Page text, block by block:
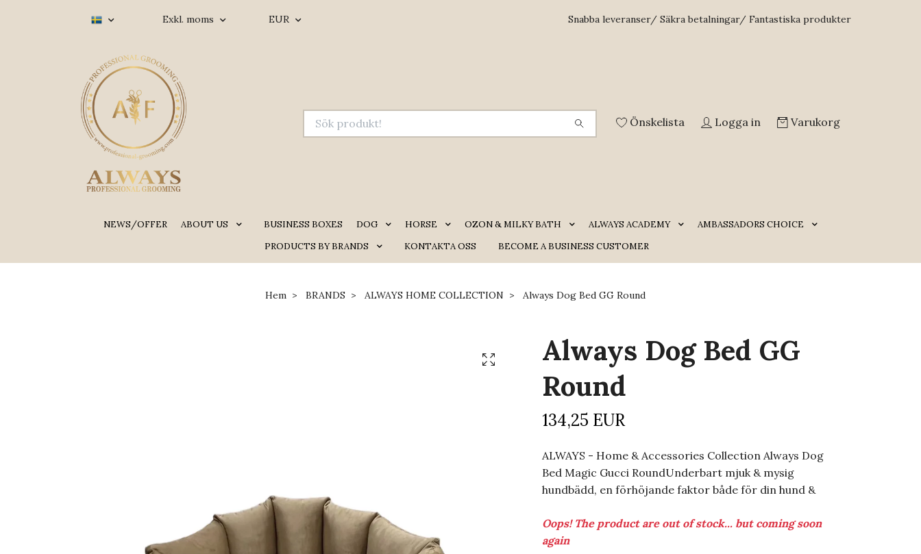
Exkl. moms EUR Snabba leveranser/ Säkra betalningar/ Fantastiska produkter
Önskelista Logga in Varukorg
NEWS/OFFER ABOUT US BUSINESS BOXES DOG HORSE OZON & MILKY BATH ALWAYS ACADEMY
AMBASSADORS CHOICE
PRODUCTS BY BRANDS
KONTAKTA OSS BECOME A BUSINESS CUSTOMER
Hem BRANDS ALWAYS HOME COLLECTION Always Dog Bed GG Round
Always Dog Bed GG
Round
134,25 EUR
ALWAYS - Home & Accessories Collection Always Dog
Bed Magic Gucci RoundUnderbart mjuk & mysig
hundbädd, en förhöjande faktor både för din hund &
Oops! The product are out of stock... but coming soon
again